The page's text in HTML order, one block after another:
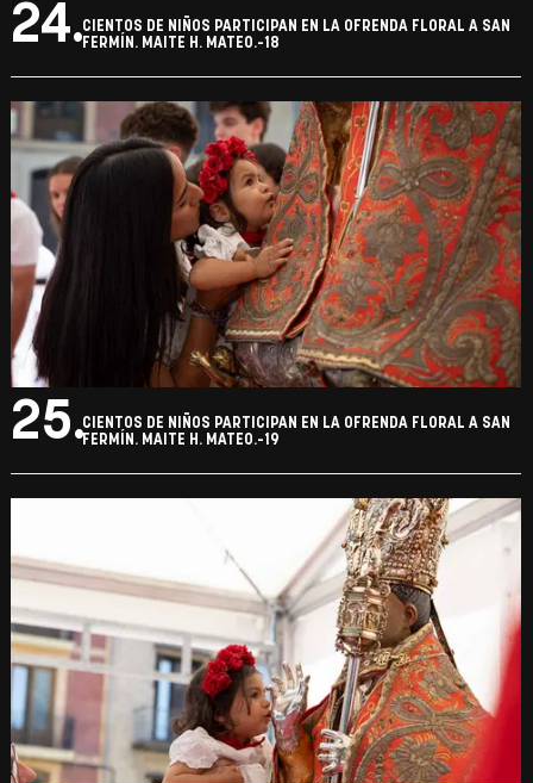
24.CIENTOS DE NIÑOS PARTICIPAN EN LA OFRENDA FLORAL A SAN
FERMÍN. MAITE H. MATEO.-18
25.CIENTOS DE NIÑOS PARTICIPAN EN LA OFRENDA FLORAL A SAN
FERMÍN. MAITE H. MATEO.-19